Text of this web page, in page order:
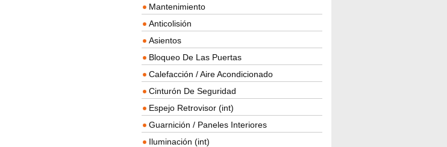
Mantenimiento
Anticolisión
Asientos
Bloqueo De Las Puertas
Calefacción / Aire Acondicionado
Cinturón De Seguridad
Espejo Retrovisor (int)
Guarnición / Paneles Interiores
Iluminación (int)